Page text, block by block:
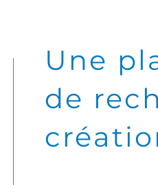
Une
de